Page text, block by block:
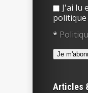
J'ai lu
*
Articles